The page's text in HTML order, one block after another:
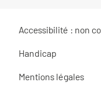
Accessibilité : non
Handicap
Mentions légales